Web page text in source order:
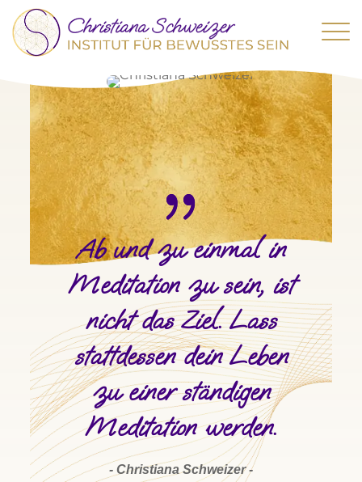
Ab und zu einmal in
Meditation zu sein, ist
nicht das Ziel. Lass
stattdessen dein Leben
zu einer ständigen
Meditation werden.
- Christiana Schweizer -